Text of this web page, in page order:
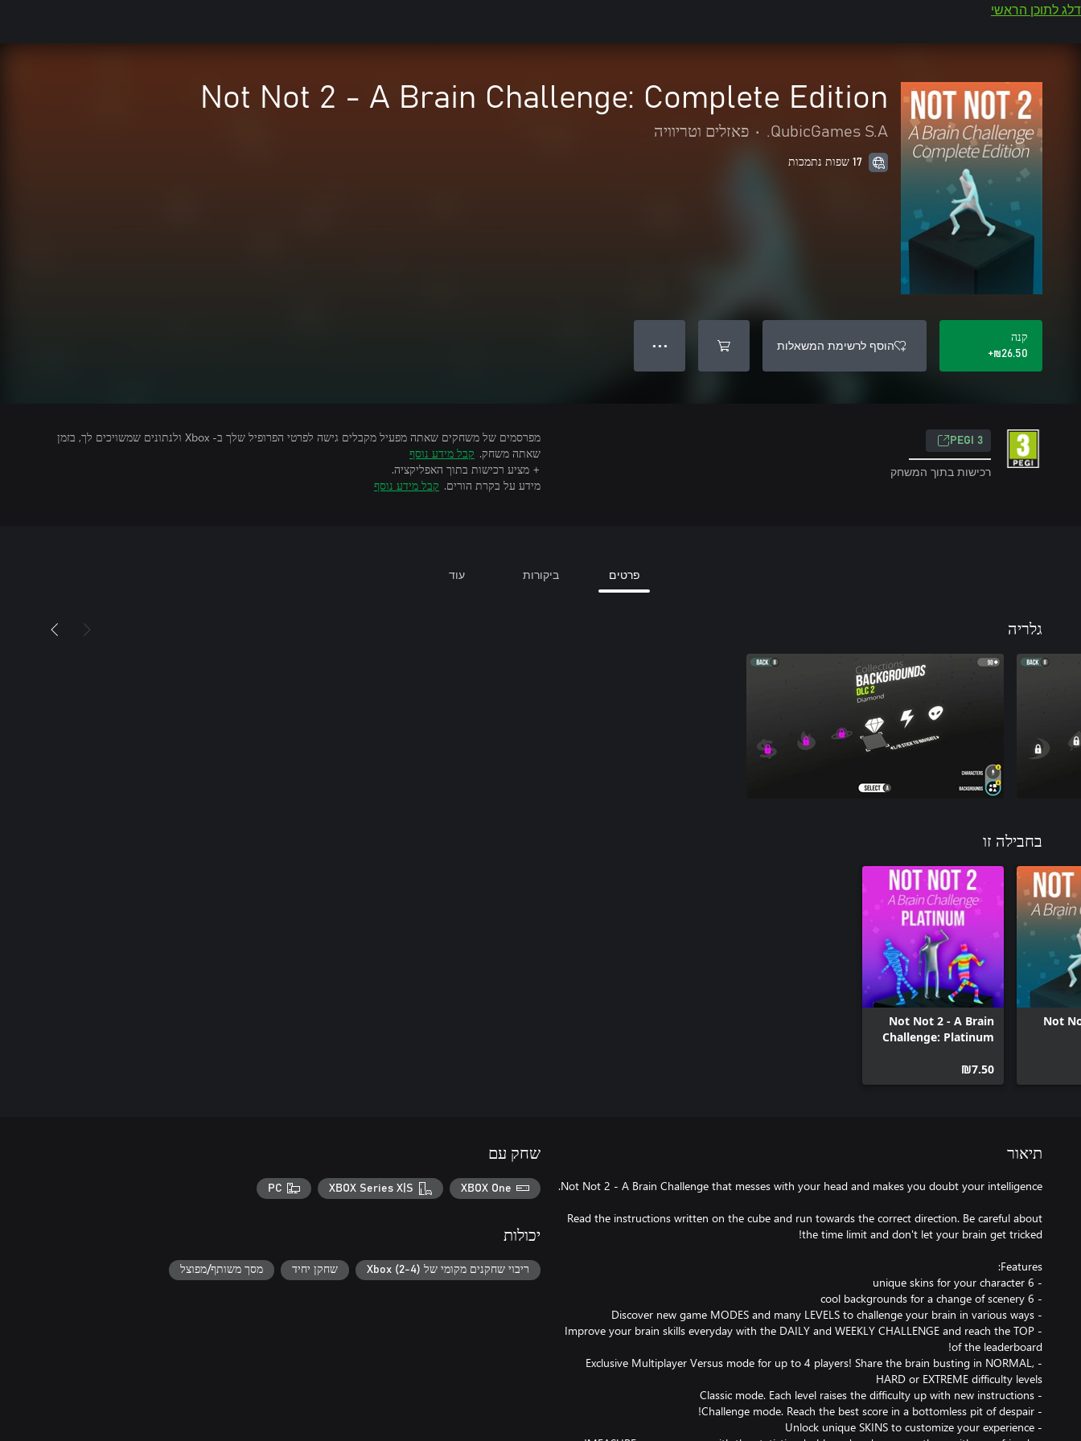
דלג לתוכן הראשי
Not Not 2 - A Brain Challenge: Complete Edition
QubicGames S.A.
• פאזלים וטריוויה
17 שפות נתמכות
קנה
‪₪‎26.50‬+
הוסף לרשימת המשאלות ● ● ●
PEGI 3
רכישות בתוך המשחק
מפרסמים של משחקים שאתה מפעיל מקבלים גישה לפרטי הפרופיל שלך ב- Xbox ולנתונים שמשויכים לך, בזמן
שאתה משחק. קבל מידע נוסף
+ מציע רכישות בתוך האפליקציה.
מידע על בקרת הורים. קבל מידע נוסף
פרטים ביקורות עוד
גלריה
בחבילה זו
Not
Not Not 2 - A Brain
Challenge: Platinum
‪₪‎7.50‬
תיאור
Read the instructions written on the cube and run towards the correct direction. Be careful about
- Improve your brain skills everyday with the DAILY and WEEKLY CHALLENGE and reach the TOP
- Exclusive Multiplayer Versus mode for up to 4 players! Share the brain busting in NORMAL,
שחק עם
XBOX One
XBOX Series X|S
PC
יכולות
ריבוי שחקנים מקומי של Xbox (2-4) שחקן יחיד מסך משותף/מפוצל